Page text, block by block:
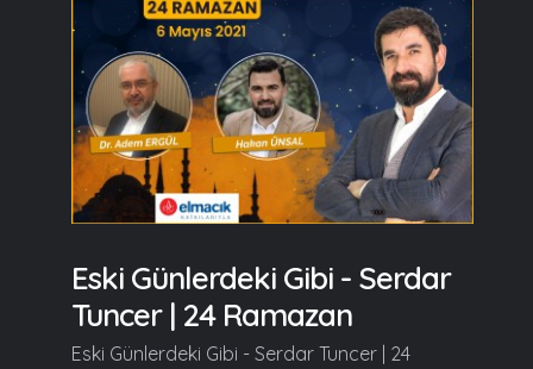
Eski Günlerdeki Gibi - Serdar
Tuncer | 24 Ramazan
Eski Günlerdeki Gibi - Serdar Tuncer | 24